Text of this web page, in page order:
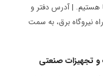
، بتن
آسان قلم را می‌ دهد،
در سطوح مختلف را
18 پاسخگوی شما هستیم. | آدرس دفتر و
نیروگاه برق، به سمت